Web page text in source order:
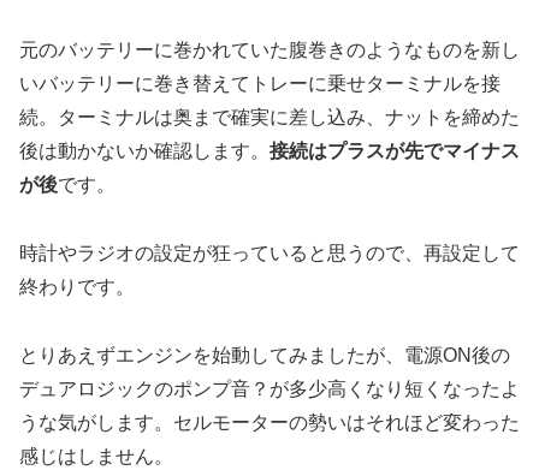
元のバッテリーに巻かれていた腹巻きのようなものを新し
いバッテリーに巻き替えてトレーに乗せターミナルを接
続。ターミナルは奥まで確実に差し込み、ナットを締めた
後は動かないか確認します。 接続はプラスが先でマイナス
が後です。
時計やラジオの設定が狂っていると思うので、再設定して
終わりです。
とりあえずエンジンを始動してみましたが、電源ON後の
デュアロジックのポンプ音？が多少高くなり短くなったよ
うな気がします。セルモーターの勢いはそれほど変わった
感じはしません。